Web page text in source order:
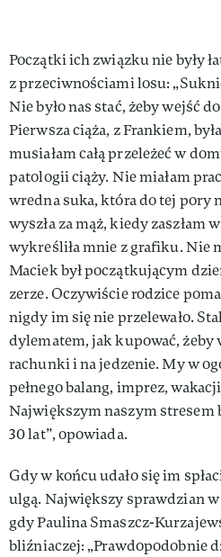
Początki ich związku nie były
z przeciwnościami losu:
Nie było nas stać, żeby wejść
Pierwsza ciąża, z Frankiem,
musiałam całą przeleżeć w
patologii ciąży. Nie miałam
wredna suka, która do tej pory
wyszła za mąż, kiedy zaszłam
wykreśliła mnie z grafiku. Nie
Maciek był początkującym
zerze. Oczywiście rodzice
nigdy im się nie przelewało.
dylematem, jak kupować, żeby
rachunki i na jedzenie. My w
pełnego balang, imprez,
Największym naszym stresem
30 lat”, opowiada.
Gdy w końcu udało się im
ulgą. Największy sprawdzian
gdy Paulina Smaszcz-
bliźniaczej: „Prawdopodobnie